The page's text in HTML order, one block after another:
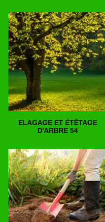
ELAGAGE ET ÉTÊTAGE
D'ARBRE 54